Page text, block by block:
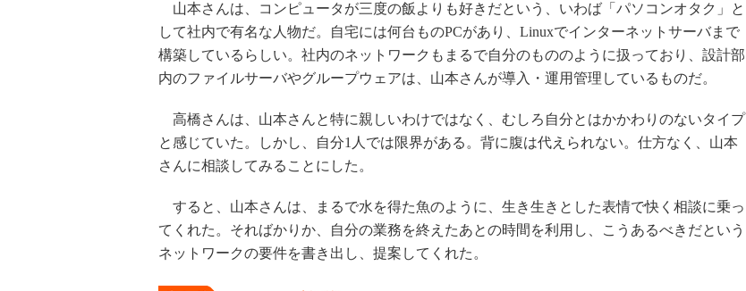
山本さんは、コンピュータが三度の飯よりも好きだという、いわば「パソコンオタク」と
して社内で有名な人物だ。自宅には何台ものPCがあり、Linuxでインターネットサーバまで
構築しているらしい。社内のネットワークもまるで自分のもののように扱っており、設計部
内のファイルサーバやグループウェアは、山本さんが導入・運用管理しているものだ。
高橋さんは、山本さんと特に親しいわけではなく、むしろ自分とはかかわりのないタイプ
と感じていた。しかし、自分1人では限界がある。背に腹は代えられない。仕方なく、山本
さんに相談してみることにした。
すると、山本さんは、まるで水を得た魚のように、生き生きとした表情で快く相談に乗っ
てくれた。そればかりか、自分の業務を終えたあとの時間を利用し、こうあるべきだという
ネットワークの要件を書き出し、提案してくれた。